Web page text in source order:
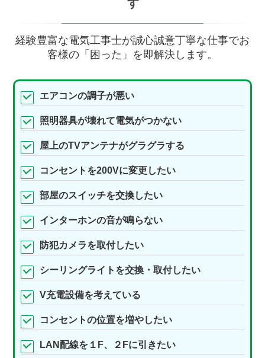
す
経験豊富な電気工事士が誠心誠意丁寧な仕事でお
客様の「困った」を即解決します。
エアコンの調子が悪い
照明器具が壊れて電気がつかない
屋上のTVアンテナがグラグラする
コンセントを200Vに変更したい
部屋のスイッチを交換したい
インターホンの音が鳴らない
防犯カメラを取付したい
シーリングライトを交換・取付したい
V充電設備を考えている
コンセントの位置を増やしたい
LAN配線を１F、２Fに引きたい